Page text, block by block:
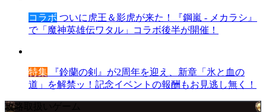
コラボ ついに虎王＆影虎が来た！『鋼嵐 - メカラシ』
で「魔神英雄伝ワタル」コラボ後半が開催！
特集 『鈴蘭の剣』が2周年を迎え、新章「氷と血の
道」を解禁ッ！記念イベントの報酬もお見逃し無く！
攻略取扱いゲーム